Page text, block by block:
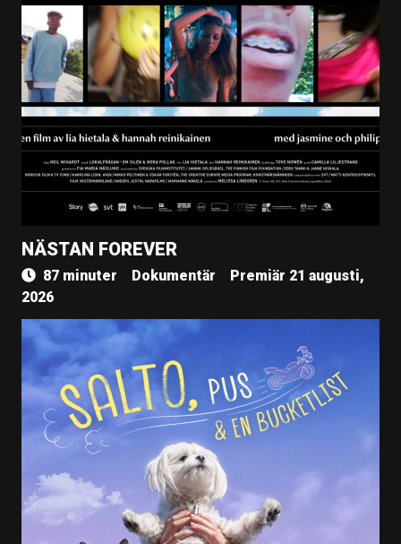
NÄSTAN FOREVER
87 minuter Dokumentär
Premiär 21 augusti,
2026